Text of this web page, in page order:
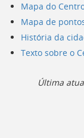
Mapa do
Mapa de
História da
Texto sobre o
Última